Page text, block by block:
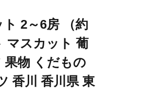
2～6房 （約
マスカット 葡
物 くだもの
香川 香川県 東